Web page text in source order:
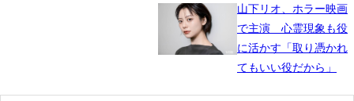
山下リオ、ホラー映画
で主演 心霊現象も役
に活かす「取り憑かれ
てもいい役だから」